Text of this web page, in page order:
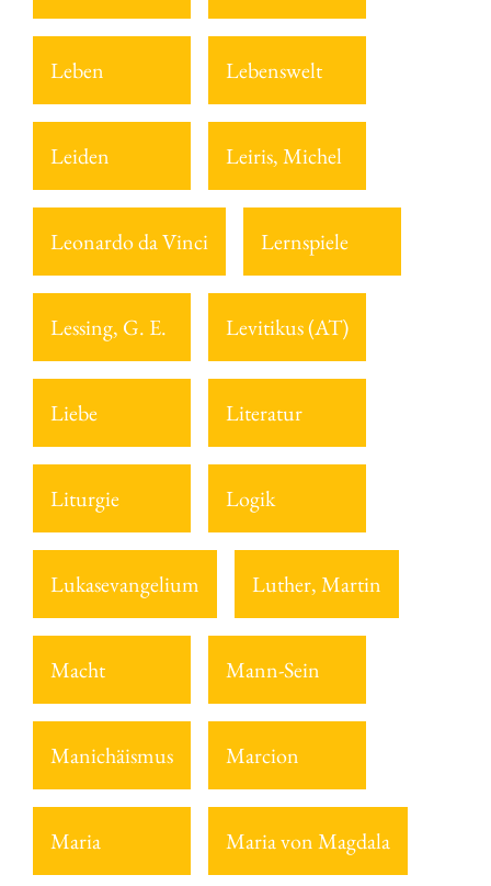
Leben Lebenswelt
Leiden Leiris, Michel
Leonardo da Vinci Lernspiele
Lessing, G. E. Levitikus (AT)
Liebe Literatur
Liturgie Logik
Lukasevangelium Luther, Martin
Macht Mann-Sein
Manichäismus Marcion
Maria Maria von Magdala